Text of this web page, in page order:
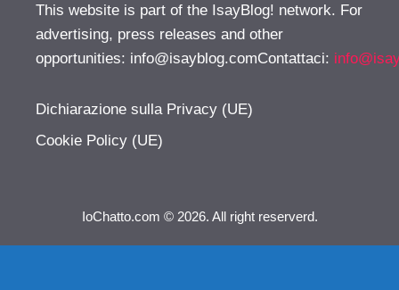
This website is part of the IsayBlog! network. For
advertising, press releases and other
opportunities: info@isayblog.comContattaci:
Dichiarazione sulla Privacy (UE)
Cookie Policy (UE)
IoChatto.com © 2026. All right reserverd.